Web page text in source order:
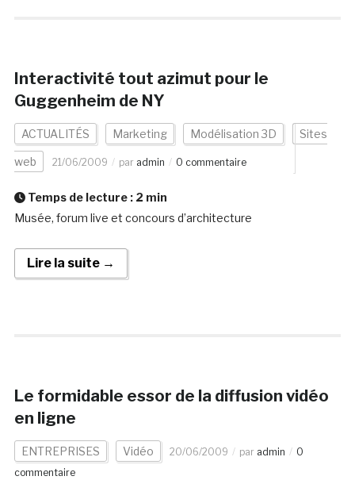
Interactivité tout azimut pour le
Guggenheim de NY
ACTUALITÉS Marketing Modélisation 3D Sites
web 21/06/2009 par admin 0 commentaire
Temps de lecture : 2 min
Musée, forum live et concours d’architecture
Lire la suite →
Le formidable essor de la diffusion vidéo
en ligne
ENTREPRISES Vidéo 20/06/2009 par admin
0
commentaire